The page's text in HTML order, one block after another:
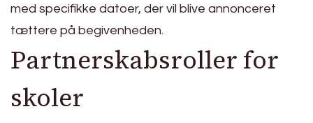
med specifikke datoer, der vil blive annonceret
tættere på begivenheden.
Partnerskabsroller for
skoler